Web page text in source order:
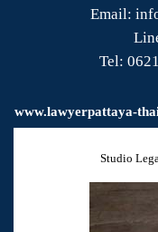
Email:
Tel:
www.lawyerpattaya-
Studio